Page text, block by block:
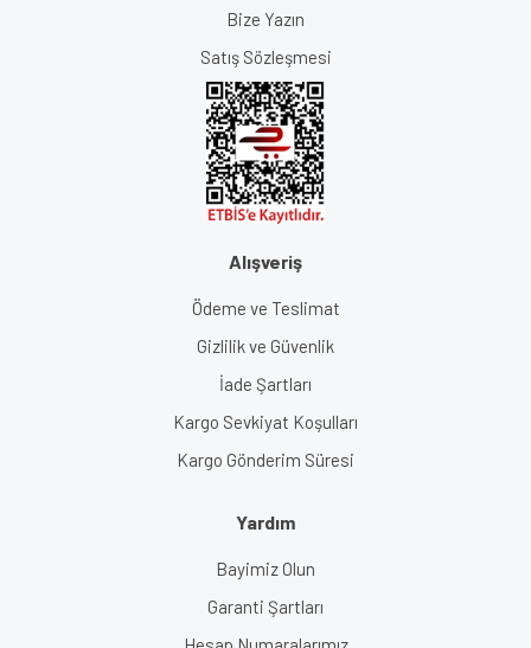
Bize Yazın
Satış Sözleşmesi
Alışveriş
Ödeme ve Teslimat
Gizlilik ve Güvenlik
İade Şartları
Kargo Sevkiyat Koşulları
Kargo Gönderim Süresi
Yardım
Bayimiz Olun
Garanti Şartları